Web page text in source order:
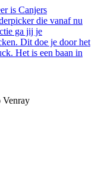
is Canjers
die vanaf nu
ga jij je
Dit doe je door het
Het is een baan in
Venray